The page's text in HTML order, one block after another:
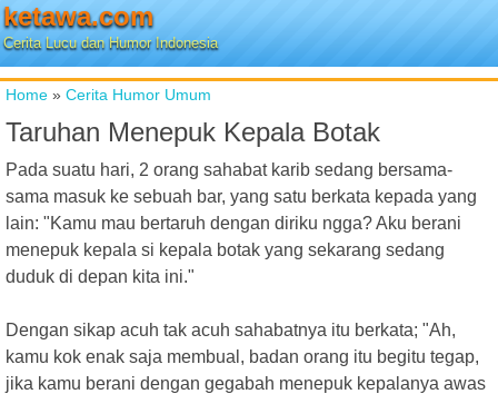
ketawa.com
Cerita Lucu dan Humor Indonesia
Home » Cerita Humor Umum
Taruhan Menepuk Kepala Botak
Pada suatu hari, 2 orang sahabat karib sedang bersama-
sama masuk ke sebuah bar, yang satu berkata kepada yang
lain: "Kamu mau bertaruh dengan diriku ngga? Aku berani
menepuk kepala si kepala botak yang sekarang sedang
duduk di depan kita ini."
Dengan sikap acuh tak acuh sahabatnya itu berkata; "Ah,
kamu kok enak saja membual, badan orang itu begitu tegap,
jika kamu berani dengan gegabah menepuk kepalanya awas